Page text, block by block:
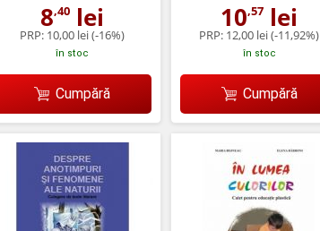
8,40 lei
PRP: 10,00 lei(-16%)
în stoc
Cumpără
10,57 lei
PRP: 12,00 lei(-11,92%)
în stoc
Cumpără